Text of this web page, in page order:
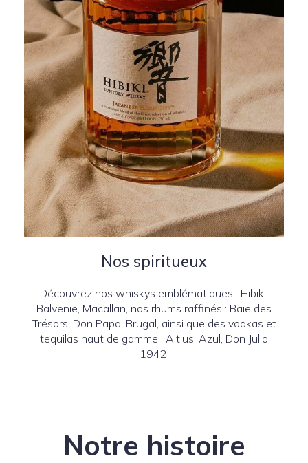
Nos spiritueux
Découvrez nos whiskys emblématiques : Hibiki,
Balvenie, Macallan, nos rhums raffinés : Baie des
Trésors, Don Papa, Brugal, ainsi que des vodkas et
tequilas haut de gamme : Altius, Azul, Don Julio
1942.
Notre histoire